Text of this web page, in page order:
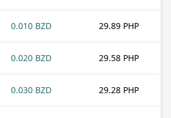
0.010 BZD 29.89 PHP
0.020 BZD 29.58 PHP
0.030 BZD 29.28 PHP